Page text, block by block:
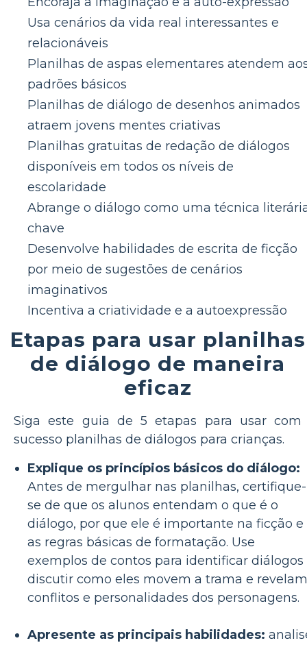
Usa cenários da vida real interessantes e
relacionáveis
Planilhas de aspas elementares atendem
padrões básicos
Planilhas de diálogo de desenhos animados
atraem jovens mentes criativas
Planilhas gratuitas de redação de diálogos
disponíveis em todos os níveis de
escolaridade
Abrange o diálogo como uma técnica
chave
Desenvolve habilidades de escrita de ficção
por meio de sugestões de cenários
imaginativos
Incentiva a criatividade e a autoexpressão
Etapas para usar planilhas
de diálogo de maneira
eficaz
Siga este guia de 5 etapas para usar com
sucesso planilhas de diálogos para crianças.
Explique os princípios básicos do diálogo:
Antes de mergulhar nas planilhas, certifique-
se de que os alunos entendam o que é o
diálogo, por que ele é importante na ficção e
as regras básicas de formatação. Use
exemplos de contos para identificar diálogos
discutir como eles movem a trama e revelam
conflitos e personalidades dos personagens.
Apresente as principais habilidades: